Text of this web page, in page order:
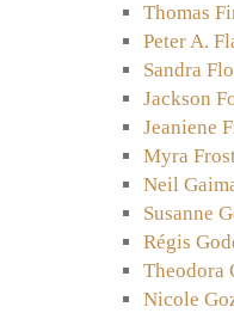
Thomas
Peter A.
Sandra
Jackson
Jeaniene
Myra
Neil
Susanne
Régis
Theodora
Nicole